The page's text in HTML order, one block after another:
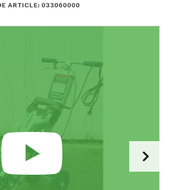
ARTICLE: 033060000